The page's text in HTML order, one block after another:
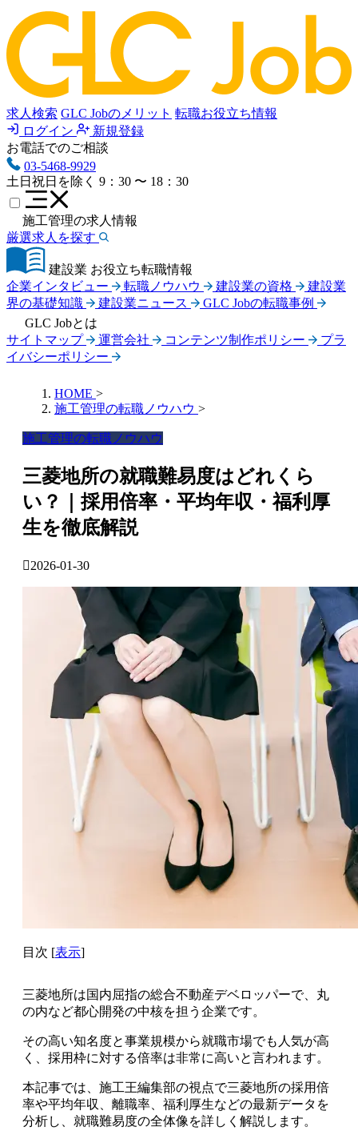
求人検索 GLC Jobのメリット 転職お役立ち情報
ログイン
新規登録
お電話でのご相談
03-5468-9929
土日祝日を除く 9：30 〜 18：30
施工管理の求人情報
厳選求人を探す
建設業 お役立ち転職情報
企業インタビュー
転職ノウハウ 建設業の資格
建設業
界の基礎知識
建設業ニュース
GLC Jobの転職事例
GLC Jobとは
サイトマップ
運営会社 コンテンツ制作ポリシー
プラ
イバシーポリシー
HOME >
施工管理の転職ノウハウ >
施工管理の転職ノウハウ
三菱地所の就職難易度はどれくら
い？｜採用倍率・平均年収・福利厚
生を徹底解説
2026-01-30
目次 [表示]
三菱地所は国内屈指の総合不動産デベロッパーで、丸
の内など都心開発の中核を担う企業です。
その高い知名度と事業規模から就職市場でも人気が高
く、採用枠に対する倍率は非常に高いと言われます。
本記事では、施工王編集部の視点で三菱地所の採用倍
率や平均年収、離職率、福利厚生などの最新データを
分析し、就職難易度の全体像を詳しく解説します。